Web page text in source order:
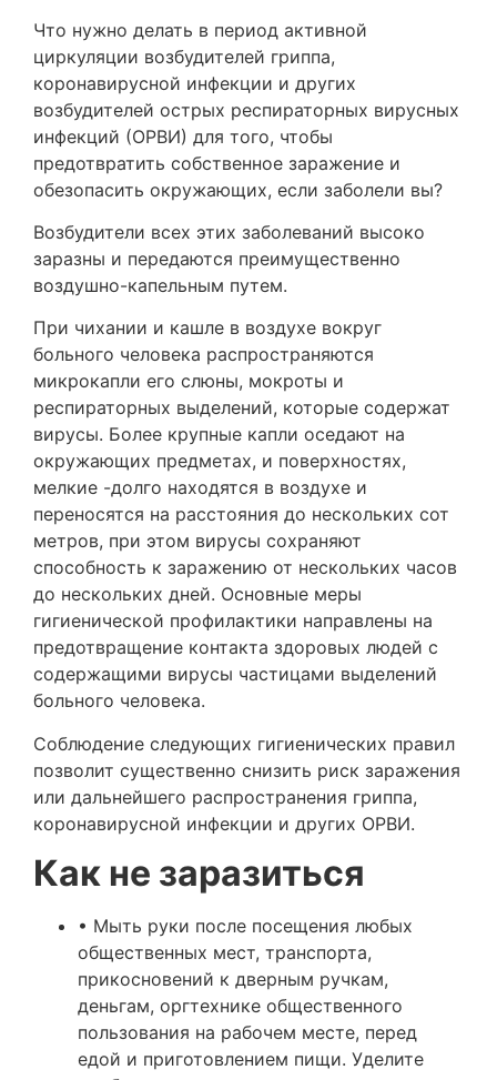
Что нужно делать в период активной
циркуляции возбудителей гриппа,
коронавирусной инфекции и других
возбудителей острых респираторных вирусных
инфекций (ОРВИ) для того, чтобы
предотвратить собственное заражение и
обезопасить окружающих, если заболели вы?
Возбудители всех этих заболеваний высоко
заразны и передаются преимущественно
воздушно-капельным путем.
При чихании и кашле в воздухе вокруг
больного человека распространяются
микрокапли его слюны, мокроты и
респираторных выделений, которые содержат
вирусы. Более крупные капли оседают на
окружающих предметах, и поверхностях,
мелкие -долго находятся в воздухе и
переносятся на расстояния до нескольких сот
метров, при этом вирусы сохраняют
способность к заражению от нескольких часов
до нескольких дней. Основные меры
гигиенической профилактики направлены на
предотвращение контакта здоровых людей с
содержащими вирусы частицами выделений
больного человека.
Соблюдение следующих гигиенических правил
позволит существенно снизить риск заражения
или дальнейшего распространения гриппа,
коронавирусной инфекции и других ОРВИ.
Как не заразиться
• Мыть руки после посещения любых
общественных мест, транспорта,
прикосновений к дверным ручкам,
деньгам, оргтехнике общественного
пользования на рабочем месте, перед
едой и приготовлением пищи. Уделите